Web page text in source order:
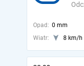
Opad: 0 mm
Wiatr:
8 km/h